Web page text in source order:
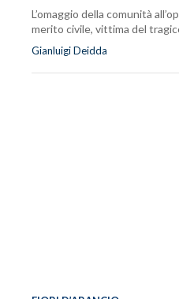
L’omaggio della comunità
merito civile, vittima del
Gianluigi Deidda